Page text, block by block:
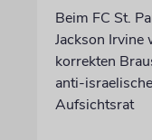
Beim FC St.
Jackson Irvine
korrekten
anti-
Aufsichtsrat